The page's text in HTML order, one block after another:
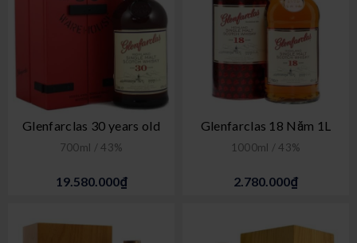
Glenfarclas 30 years old
700ml / 43%
19.580.000₫
Glenfarclas 18 Năm 1L
1000ml / 43%
2.780.000₫